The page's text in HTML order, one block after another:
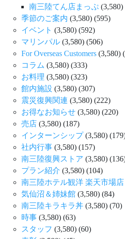
南三陸てん店まっぷ (3,580)
季節のご案内 (3,580) (595)
イベント (3,580) (592)
マリンパル (3,580) (506)
For Overseas Customers (3,580)
コラム (3,580) (333)
お料理 (3,580) (323)
館内施設 (3,580) (307)
震災復興関連 (3,580) (222)
お得なお知らせ (3,580) (220)
売店 (3,580) (187)
インターンシップ(3,580)
社内行事 (3,580) (157)
南三陸復興ストア (3,580)
プラン紹介 (3,580) (104)
南三陸ホテル観洋 楽天市場店
気仙沼＆姉妹館 (3,580) (84)
南三陸キラキラ丼 (3,580) (70)
時事 (3,580) (63)
スタッフ (3,580) (60)